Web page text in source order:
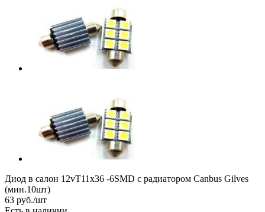
Диод в салон 12vT11х36 -6SMD с радиатором Canbus Gilves
(мин.10шт)
63 руб./шт